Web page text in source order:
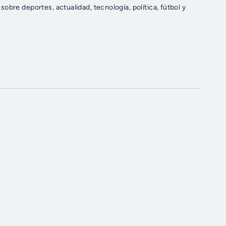
deportes, actualidad, tecnología, política, fútbol y